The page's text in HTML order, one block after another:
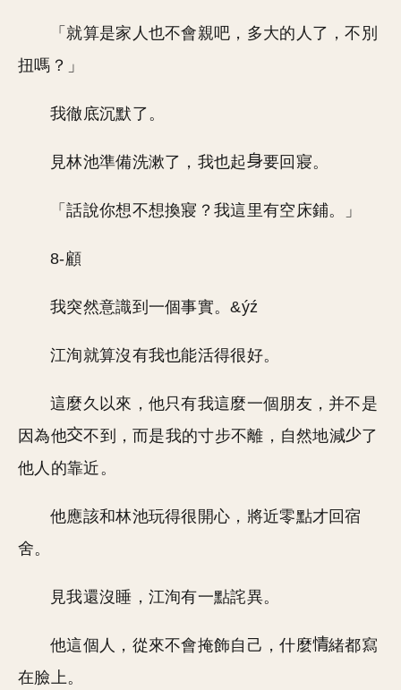
「就算是家人也不會親吧，多大的人了，不別
扭嗎？」
我徹底沉默了。
見林池準備洗漱了，我也起 要回寢。
「話說你想不想換寢？我這里有空床鋪。」
8-顧
我突然意識到一個事實。&ýź
江洵就算沒有我也能活得很好。
這麼久以來，他只有我這麼一個朋友，并不是
因為他
不到，而是我的寸步不離，自然地減
了
他人的靠近。
他應該和林池玩得很開心，將近零點才回宿
舍。
見我還沒睡，江洵有一點詫異。
他這個人，從來不會掩飾自己，什麼
緒都寫
在臉上。